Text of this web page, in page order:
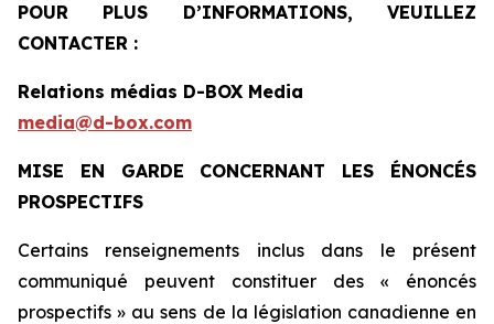
POUR PLUS D’INFORMATIONS, VEUILLEZ
CONTACTER :
Relations médias D-BOX Media
media@d-box.com
MISE EN GARDE CONCERNANT LES ÉNONCÉS
PROSPECTIFS
Certains renseignements inclus dans le présent
communiqué peuvent constituer des « énoncés
prospectifs » au sens de la législation canadienne en